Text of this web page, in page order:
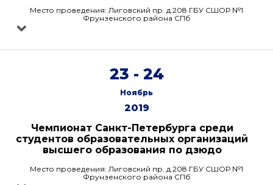
Место проведения: Лиговский пр. д.208 ГБУ СШОР №1
Фрунзенского района СПб
23 - 24
Ноябрь
2019
Чемпионат Санкт-Петербурга среди
студентов образовательных организаций
высшего образования по дзюдо
Место проведения: Лиговский пр. д.208 ГБУ СШОР №1
Фрунзенского района СПб